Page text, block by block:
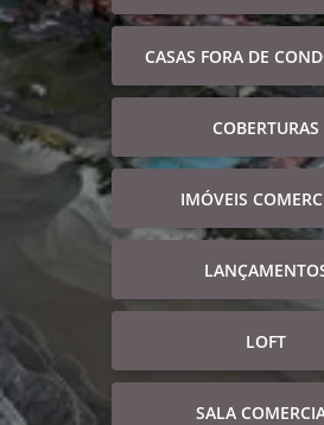
CASAS FORA DE
COBERTURAS
IMÓVEIS
LOFT
SALA